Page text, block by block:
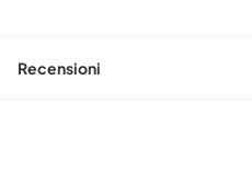
Recensioni